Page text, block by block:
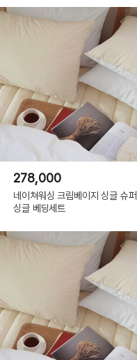
278,000
네이쳐워싱 크림베이지 싱글 슈퍼
싱글 베딩세트